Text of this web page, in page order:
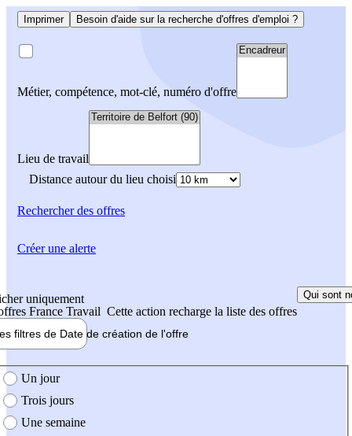
Imprimer Besoin d'aide sur la recherche d'offres d'emploi ?
Métier, compétence, mot-clé, numéro d'offre
Lieu de travail
Distance autour du lieu choisi
Rechercherdes offres
uniquement
France Travail Cette action recharge la liste des offres
Qui sont
filtres de Date de création de l'offre
création de l'offre
Un jour
Trois jours
Une semaine
Créer une alerte